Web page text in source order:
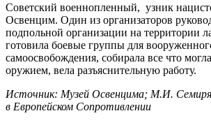
Советский военнопленный, узник
Освенцим. Один из организаторов
подпольной организации на территории
готовила боевые группы для
самоосвобождения, собирала все что
оружием, вела разъяснительную работу.
Источник: Музей Освенцима; М.И.
в Европейском Сопротивлении